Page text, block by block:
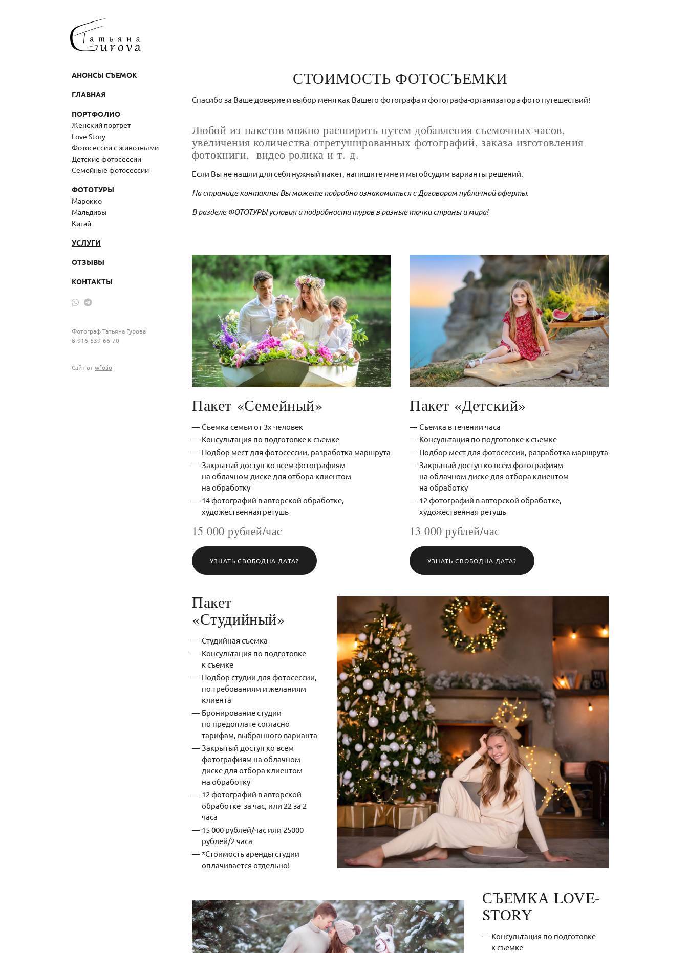
АНОНСЫ СЪЕМОК
ГЛАВНАЯ
ПОРТФОЛИО
Женский портрет
Love Story
Фотосессии с животными
Детские фотосессии
Семейные фотосессии
ФОТОТУРЫ
Марокко
Мальдивы
Китай
УСЛУГИ
ОТЗЫВЫ
КОНТАКТЫ
Фотограф Татьяна Гурова
8-916-639-66-70
Сайт отwfolio
СТОИМОСТЬ ФОТОСЪЕМКИ
Спасибо за Ваше доверие и выбор меня как Вашего фотографа и фотографа-организатора фото путешествий!
Любой из пакетов можно расширить путем добавления съемочных часов,
увеличения количества отретушированных фотографий, заказа изготовления
фотокниги, видео ролика и т. д.
Если Вы не нашли для себя нужный пакет, напишите мне и мы обсудим варианты решений.
На странице контакты Вы можете подробно ознакомиться с Договором публичной оферты.
В разделе ФОТОТУРЫ условия и подробности туров в разные точки страны и мира!
Пакет «Семейный»
Съемка семьи от 3х человек
Консультация по подготовке к съемке
Подбор мест для фотосессии, разработка маршрута
Закрытый доступ ко всем фотографиям
на облачном диске для отбора клиентом
на обработку
14 фотографий в авторской обработке,
художественная ретушь
15 000 рублей/час
УЗНАТЬ СВОБОДНА ДАТА?
Пакет «Детский»
Съемка в течении часа
Консультация по подготовке к съемке
Подбор мест для фотосессии, разработка маршрута
Закрытый доступ ко всем фотографиям
на облачном диске для отбора клиентом
на обработку
12 фотографий в авторской обработке,
художественная ретушь
13 000 рублей/час
УЗНАТЬ СВОБОДНА ДАТА?
Пакет
«Студийный»
Студийная съемка
Консультация по подготовке
к съемке
Подбор студии для фотосессии,
по требованиям и желаниям
клиента
Бронирование студии
по предоплате согласно
тарифам, выбранного варианта
Закрытый доступ ко всем
фотографиям на облачном
диске для отбора клиентом
на обработку
12 фотографий в авторской
обработке за час, или 22 за 2
часа
15 000 рублей/час или 25000
рублей/2 часа
*Стоимость аренды студии
оплачивается отдельно!
СЪЕМКА LOVE-
STORY
Консультация по подготовке
к съемке